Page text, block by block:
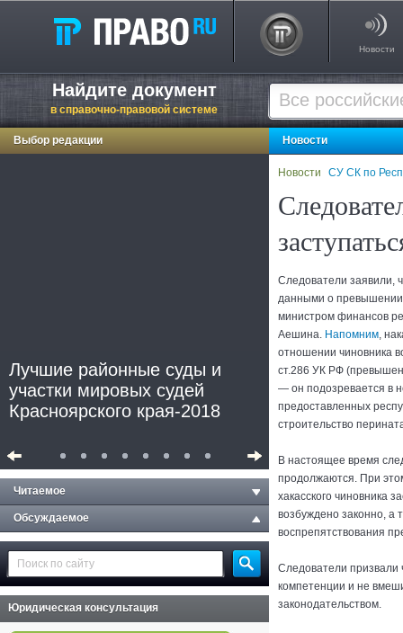
Новости
Найдите документ
в справочно-правовой системе
Выбор редакции
Лучшие районные суды и
участки мировых судей
Красноярского края-2018
Читаемое
Обсуждаемое
Юридическая консультация
Новости
Новости СУ СК по
Следователи заявили,
данными о
министром финансов
Аешина. Напомним,
отношении чиновника
ст.286 УК РФ
— он подозревается в
предоставленных
строительство
В настоящее время
продолжаются. При
хакасского чиновника
возбуждено законно, а
воспрепятствования
Следователи призвали
компетенции и не
законодательством.